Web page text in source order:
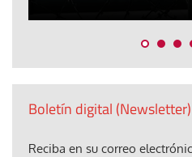
Boletín digital (Newsletter)
Reciba en su correo